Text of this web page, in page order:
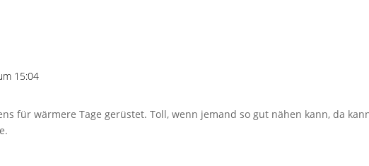
15:04
für wärmere Tage gerüstet. Toll, wenn jemand so gut nähen kann, da